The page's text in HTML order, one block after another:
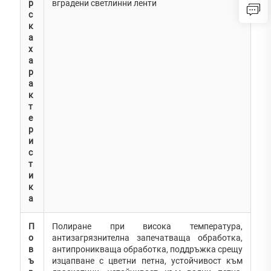
р
с
к
а
х
а
р
а
к
т
е
р
и
с
т
и
к
а
вградени светлинни ленти
П
о
в
ъ
Полиране при висока температура,
антизагрязнителна запечатваща обработка,
антипроникваща обработка, поддръжка срещу
изцапване с цветни петна, устойчивост към